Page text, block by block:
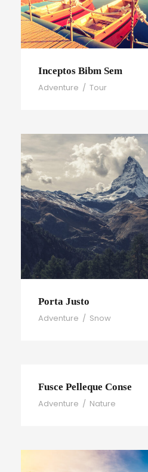
Inceptos Bibm Sem
Adventure / Tour
Porta Justo
Adventure / Snow
Fusce Pelleque Conse
Adventure / Nature